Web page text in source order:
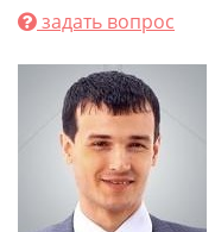
задать вопрос